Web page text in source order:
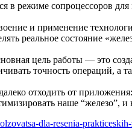
в режиме сопроцессоров
и применение
реальное состояние
цель работы ― это
точность операций,
отходить от
наше “железо”,
dla-resenia-